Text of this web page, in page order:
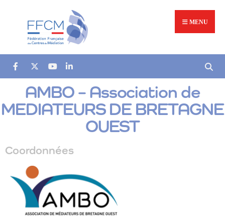
MENU
AMBO – Association de
MEDIATEURS DE BRETAGNE
OUEST
Coordonnées